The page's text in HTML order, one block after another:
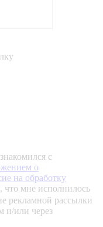
с
о
на обработку
что мне исполнилось
рекламной рассылки
и/или через